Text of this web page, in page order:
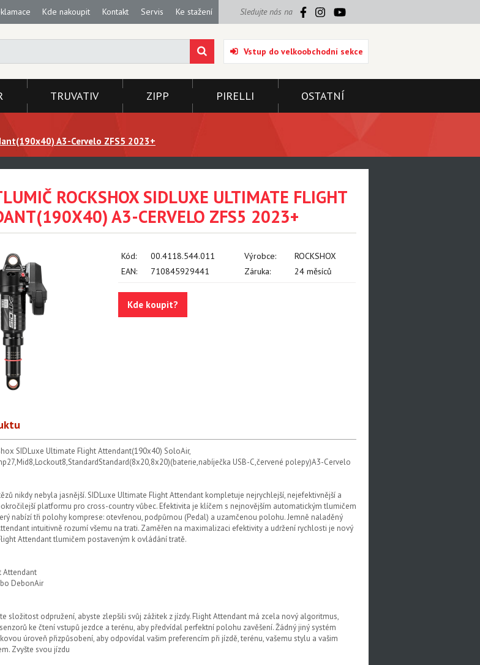
Kde nakoupit Kontakt Servis Ke stažení Sledujte nás na
Vstup do velkoobchodní sekce
TRUVATIV ZIPP PIRELLI OSTATNÍ
A3-Cervelo ZFS5 2023+
ROCKSHOX SIDLUXE ULTIMATE FLIGHT
A3-CERVELO ZFS5 2023+
Kód: 00.4118.544.011 Výrobce:
ROCKSHOX
EAN:
710845929441 Záruka: 24 měsíců
Kde koupit?
SIDLuxe Ultimate Flight Attendant(190x40) SoloAir,
USB-C,červené polepy)A3-Cervelo
nikdy nebyla jasnější. SIDLuxe Ultimate Flight Attendant kompletuje nejrychlejší, nejefektivnější a
platformu pro cross-country vůbec. Efektivita je klíčem s nejnovějším automatickým tlumičem
nabízí tři polohy komprese: otevřenou, podpůrnou (Pedal) a uzamčenou polohu. Jemně naladěný
intuitivně rozumí všemu na trati. Zaměřen na maximalizaci efektivity a udržení rychlosti je nový
Attendant tlumičem postaveným k ovládání tratě.
Attendant
DebonAir
složitost odpružení, abyste zlepšili svůj zážitek z jízdy. Flight Attendant má zcela nový algoritmus,
ke čtení vstupů jezdce a terénu, aby předvídal perfektní polohu zavěšení. Žádný jiný systém
úroveň přizpůsobení, aby odpovídal vašim preferencím při jízdě, terénu, vašemu stylu a vašim
Zvyšte svou jízdu